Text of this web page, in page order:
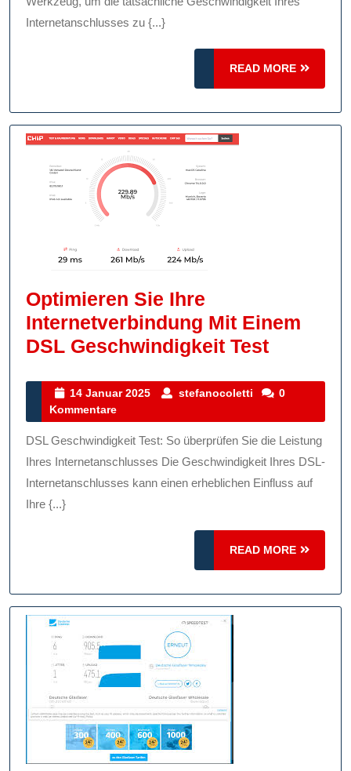
Zur
Internetanschlusses zu {...}
READ MORE
READ
MORE
Optimieren Sie Ihre
Internetverbindung Mit Einem
DSL Geschwindigkeit Test
Ihre
Mit
Einem
DSL
Test
14 Januar 2025
14
2025
stefanocoletti stefanocoletti
0
Kommentare
DSL Geschwindigkeit Test: So überprüfen Sie die Leistung
Ihres Internetanschlusses Die Geschwindigkeit Ihres DSL-
Internetanschlusses kann einen erheblichen Einfluss auf
Ihre {...}
READ MORE
READ
MORE